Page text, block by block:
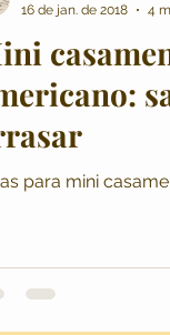
Ensaio de Família
Casamento
para mini
16 de jan. de 2018
4